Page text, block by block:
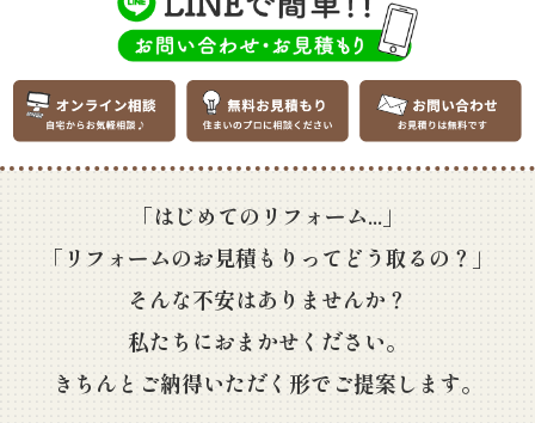
「はじめてのリフォーム...」
「リフォームのお見積もりってどう取るの？」
そんな不安はありませんか？
私たちにおまかせください。
きちんとご納得いただく形でご提案します。